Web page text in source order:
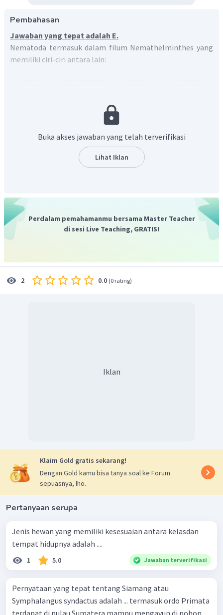
Pembahasan
Jawaban yang tepat adalah E.
Nematoda termasuk dalam filum Nemathelminthes yang
memiliki ciri-ciri antara lain:
Bentuk tubuh silindris gilig (meruncing di bagian
gonokoris
Tubuh tertutup kutikula, tidak bersegmen
Buka akses jawaban yang telah terverifikasi
Lihat Iklan
Perdalam pemahamanmu bersama Master Teacher
di sesi Live Teaching, GRATIS!
2 0.0 (0 rating)
Iklan
Klaim Gold gratis sekarang!
Dengan Gold kamu bisa tanya soal ke Forum
sepuasnya, lho.
Pertanyaan serupa
Jenis hewan yang memiliki kesesuaian antara kelasdan
tempat hidupnya adalah ....
1 5.0 Jawaban terverifikasi
Pernyataan yang tepat tentang Siamang atau
Symphalangus syndactus adalah ... termasuk ordo Primata